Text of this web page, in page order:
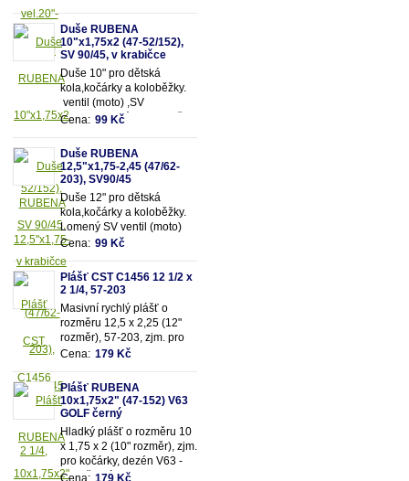
Vhodná pro rozměry pláště
12,5"x2,25" (resp.47/62-
203mm)
Duše RUBENA
10"x1,75x2 (47-52/152),
SV 90/45, v krabičce
Duše 10" pro dětská
kola,kočárky a koloběžky.
ventil (moto) ,SV
90/90.Vhodná pro rozměry
52/152mm)
Cena: 99 Kč
Duše RUBENA
12,5"x1,75-2,45 (47/62-
203), SV90/45
Duše 12" pro dětská
kola,kočárky a koloběžky.
Lomený SV ventil (moto)
90/45. Vhodná pro rozměry
2,45 (resp. 47/62-203mm)
Cena: 99 Kč
Plášť CST C1456 12 1/2 x
2 1/4, 57-203
Masivní rychlý plášť o
rozměru 12,5 x 2,25 (12"
rozměr), 57-203, zjm. pro
kočárky popř. dětská kola
Cena: 179 Kč
Plášť RUBENA
10x1,75x2" (47-152) V63
GOLF černý
Hladký plášť o rozměru 10
x 1,75 x 2 (10" rozměr), zjm.
pro kočárky, dezén V63 -
Golf, černý.
Cena: 179 Kč